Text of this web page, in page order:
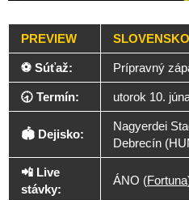
PREVIEW
⚽ Súťaž: Prípravný
🕣 Termín: utorok 10.
🏟️ Dejisko:
Nagyerdei
Debrecín
📲 Live
stávky:
ÁNO (Fortuna